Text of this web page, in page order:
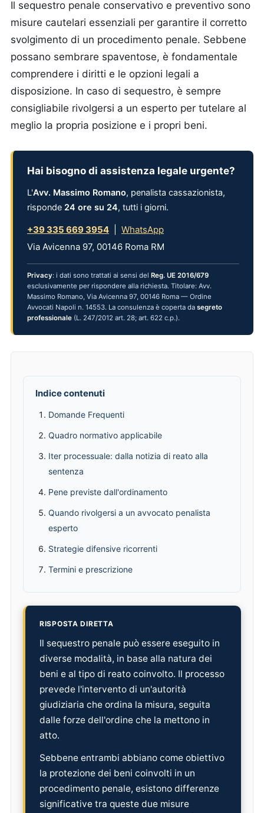
Il sequestro penale conservativo e preventivo sono
misure cautelari essenziali per garantire il corretto
svolgimento di un procedimento penale. Sebbene
possano sembrare spaventose, è fondamentale
comprendere i diritti e le opzioni legali a
disposizione. In caso di sequestro, è sempre
consigliabile rivolgersi a un esperto per tutelare al
meglio la propria posizione e i propri beni.
Hai bisogno di assistenza legale urgente?
L'Avv. Massimo Romano, penalista cassazionista,
risponde 24 ore su 24, tutti i giorni.
+39 335 669 3954
WhatsApp
Via Avicenna 97, 00146 Roma RM
Privacy: i dati sono trattati ai sensi del Reg. UE 2016/679
esclusivamente per rispondere alla richiesta. Titolare: Avv.
Massimo Romano, Via Avicenna 97, 00146 Roma — Ordine
Avvocati Napoli n. 14553. La consulenza è coperta da segreto
professionale (L. 247/2012 art. 28; art. 622 c.p.).
Indice contenuti
Domande Frequenti
Quadro normativo applicabile
Iter processuale: dalla notizia di reato alla
sentenza
Pene previste dall'ordinamento
Quando rivolgersi a un avvocato penalista
esperto
Strategie difensive ricorrenti
Termini e prescrizione
RISPOSTA DIRETTA
Il sequestro penale può essere eseguito in
diverse modalità, in base alla natura dei
beni e al tipo di reato coinvolto. Il processo
prevede l'intervento di un'autorità
giudiziaria che ordina la misura, seguita
dalle forze dell'ordine che la mettono in
atto.
Sebbene entrambi abbiano come obiettivo
la protezione dei beni coinvolti in un
procedimento penale, esistono differenze
significative tra queste due misure